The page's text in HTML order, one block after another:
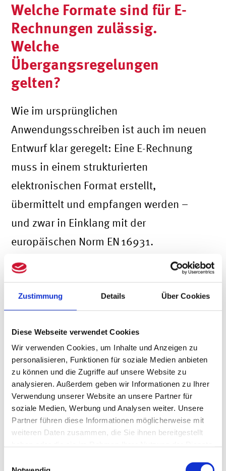
Zustimmung Details Über Cookies
Diese Webseite verwendet Cookies
Wir verwenden Cookies, um Inhalte und Anzeigen zu
personalisieren, Funktionen für soziale Medien anbieten
zu können und die Zugriffe auf unsere Website zu
analysieren. Außerdem geben wir Informationen zu Ihrer
Verwendung unserer Website an unsere Partner für
soziale Medien, Werbung und Analysen weiter. Unsere
Partner führen diese Informationen möglicherweise mit
weiteren Daten zusammen, die Sie ihnen bereitgestellt
Welche Formate sind für E-
Rechnungen zulässig.
Welche
Übergangsregelungen
gelten?
Wie im ursprünglichen
Anwendungsschreiben ist auch im neuen
Entwurf klar geregelt: Eine E-Rechnung
muss in einem strukturierten
elektronischen Format erstellt,
übermittelt und empfangen werden –
und zwar in Einklang mit der
europäischen Norm EN 16931.
Akzeptierte Formate sind zum Beispiel
XRechnung, ZUGFeRD ab Version 2.0.1
oder Factur-X.
Temporär sind auch sogenannte hybride
Formate, also etwa PDF-Dateien mit
eingebettetem XML-Anhang (PDF/A-3),
zulässig. Der Entwurf stellt nun
allerdings klar: Diese Sonderregelung ist
nur während der Übergangszeit erlaubt.
Spätestens nach deren Ablauf ist